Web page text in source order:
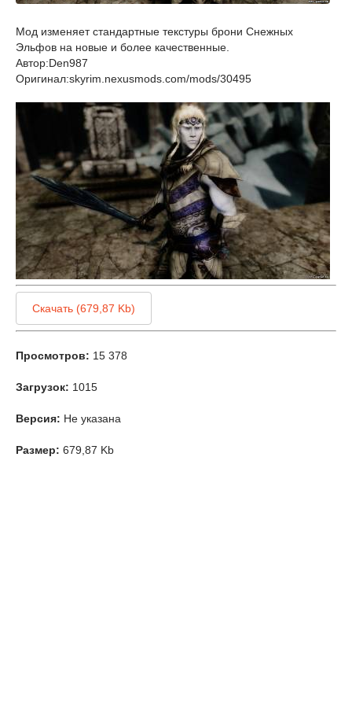
Мод изменяет стандартные текстуры брони Снежных
Эльфов на новые и более качественные.
Автор:Den987
Оригинал:skyrim.nexusmods.com/mods/30495
Скачать (679,87 Kb)
Просмотров: 15 378
Загрузок: 1015
Версия: Не указана
Размер: 679,87 Kb